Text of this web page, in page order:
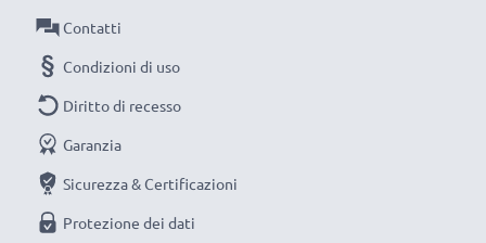
di
PER Dell Mini 3
★ sicurezza certificata: protezione da corto circuito,
surriscaldamento e sovratensione
★ compatto, elegante, non ingombrante,
★ LED non invasivo che indica lo stato di carica
★ filo a prova di stiramenti e piegamenti, materiale
Contatti
Condizioni di uso
Diritto di recesso
Garanzia
Sicurezza & Certificazioni
Protezione dei dati